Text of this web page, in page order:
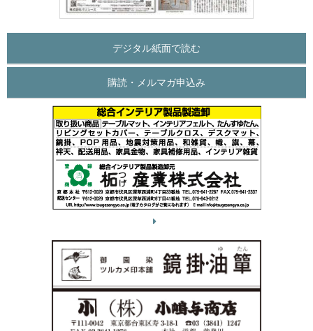
デジタル紙面で読む
購読・メルマガ申込み